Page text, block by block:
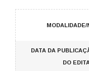
MODALIDADE/
DATA DA
DO